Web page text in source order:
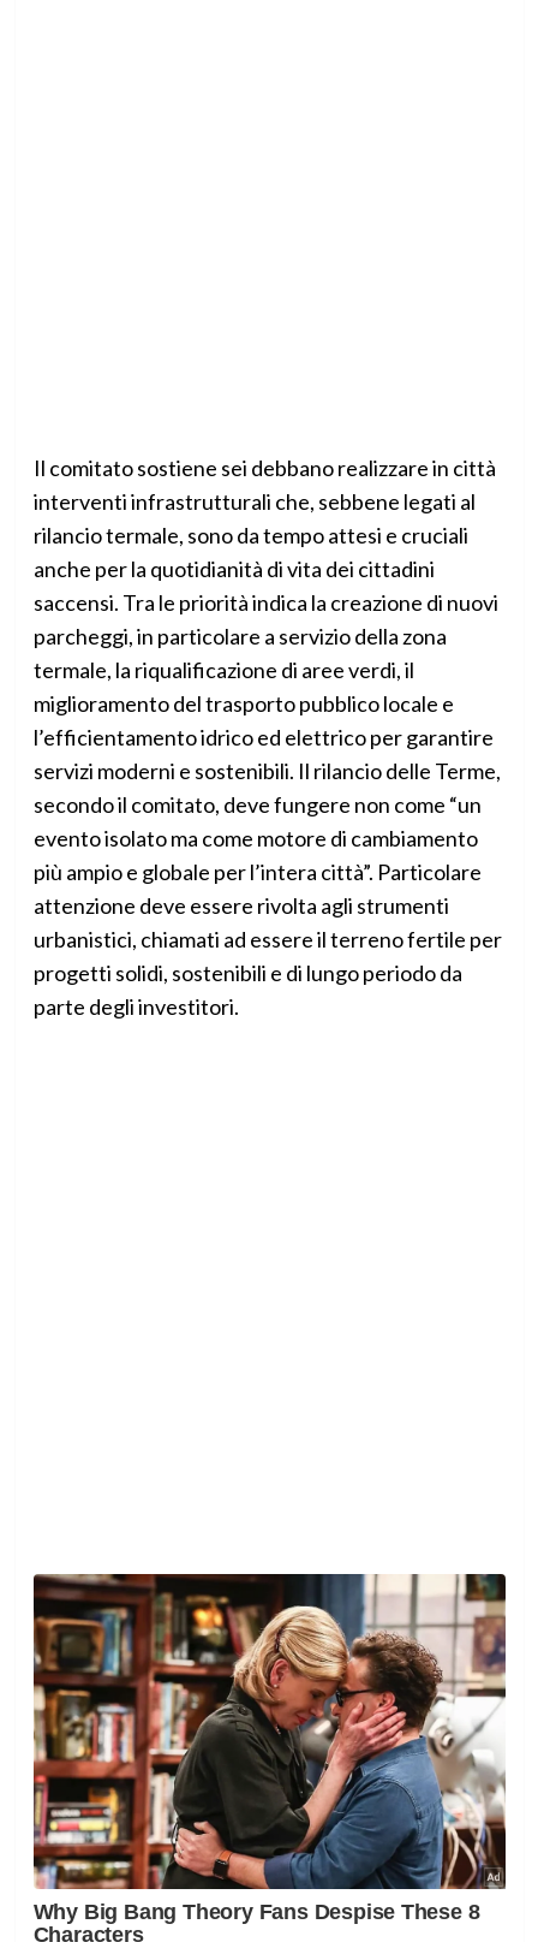
Il comitato sostiene sei debbano realizzare in città
interventi infrastrutturali che, sebbene legati al
rilancio termale, sono da tempo attesi e cruciali
anche per la quotidianità di vita dei cittadini
saccensi. Tra le priorità indica la creazione di nuovi
parcheggi, in particolare a servizio della zona
termale, la riqualificazione di aree verdi, il
miglioramento del trasporto pubblico locale e
l’efficientamento idrico ed elettrico per garantire
servizi moderni e sostenibili. Il rilancio delle Terme,
secondo il comitato, deve fungere non come “un
evento isolato ma come motore di cambiamento
più ampio e globale per l’intera città”. Particolare
attenzione deve essere rivolta agli strumenti
urbanistici, chiamati ad essere il terreno fertile per
progetti solidi, sostenibili e di lungo periodo da
parte degli investitori.